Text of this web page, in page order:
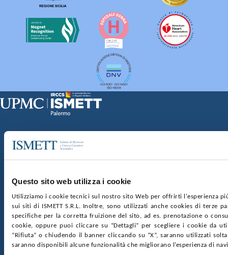
Questo sito web utilizza i cookie
Utilizziamo i cookie tecnici sul nostro sito Web per offrirti l'esperienza
sui siti di ISMETT S.R.L. Inoltre, sono utilizzati anche cookies di terze
specifiche per la corretta fruizione del sito, ad es. prenotazione o
cookie, oppure puoi cliccare su “Dettagli” per scegliere i cookie da
“Rifiuta” o chiudendo il banner cliccando su “X”, saranno utilizzati
saranno disponibili alcune funzionalità che migliorano l’esperienza di
Via Discesa dei Giudici 4 90133 Palermo
nr. REA PA-201818 P.I. 04544550827
SOCIETÀ TRASPARENTE WHISTLEBLOWING
GARE E CONTRATTIPRIVACYCOOKIE POLICY
SOSTIENICIMAPPA DEL SITOACCESSIBILITÀ
CONTATTI